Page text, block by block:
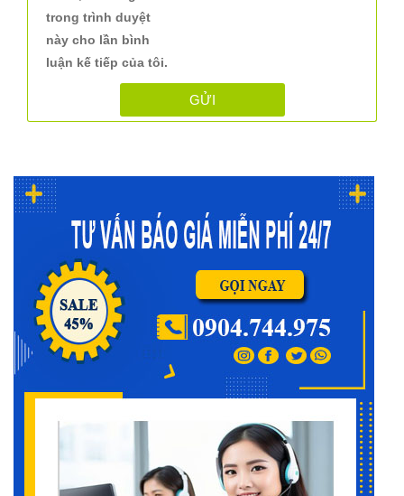
trong trình duyệt
này cho lần bình
luận kế tiếp của tôi.